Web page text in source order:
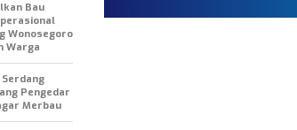
Bau
Wonosegoro
Warga
Pengedar
Merbau